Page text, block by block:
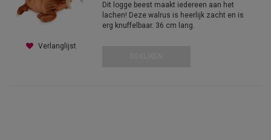
Verlanglijst
Dit logge beest maakt iedereen aan het
lachen! Deze walrus is heerlijk zacht en is
erg knuffelbaar. 36 cm lang.